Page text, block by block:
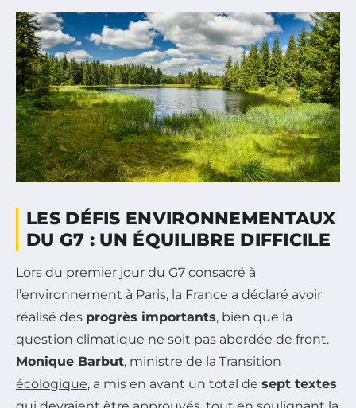
LES DÉFIS ENVIRONNEMENTAUX
DU G7 : UN ÉQUILIBRE DIFFICILE
Lors du premier jour du G7 consacré à
l’environnement à Paris, la France a déclaré avoir
réalisé des progrès importants, bien que la
question climatique ne soit pas abordée de front.
Monique Barbut, ministre de la Transition
écologique, a mis en avant un total de sept textes